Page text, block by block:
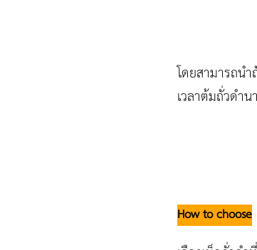
โดยสามารถน
เวลาต้มถั่วดำ
How to choose